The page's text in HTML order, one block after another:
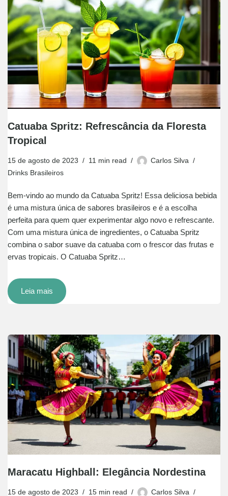
Catuaba Spritz: Refrescância da Floresta
Tropical
15 de agosto de 2023 11 min read
Carlos Silva
Drinks Brasileiros
Bem-vindo ao mundo da Catuaba Spritz! Essa deliciosa bebida
é uma mistura única de sabores brasileiros e é a escolha
perfeita para quem quer experimentar algo novo e refrescante.
Com uma mistura única de ingredientes, o Catuaba Spritz
combina o sabor suave da catuaba com o frescor das frutas e
ervas tropicais. O Catuaba Spritz…
Leia mais
Maracatu Highball: Elegância Nordestina
15 de agosto de 2023 15 min read
Carlos Silva